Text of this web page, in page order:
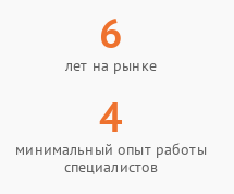
6
лет на рынке
4
минимальный опыт работы
специалистов